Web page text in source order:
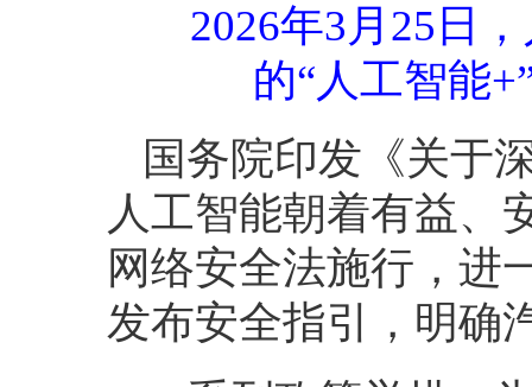
2026年3月25日
的“人工智能
国务院印发《关于
人工智能朝着有益、
网络安全法施行，进
发布安全指引，明